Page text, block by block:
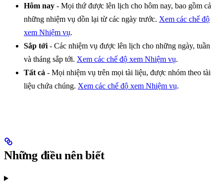
Hôm nay - Mọi thứ được lên lịch cho hôm nay, bao gồm cả
những nhiệm vụ dồn lại từ các ngày trước. Xem các chế độ
xem Nhiệm vụ.
Sắp tới - Các nhiệm vụ được lên lịch cho những ngày, tuần
và tháng sắp tới. Xem các chế độ xem Nhiệm vụ.
Tất cả - Mọi nhiệm vụ trên mọi tài liệu, được nhóm theo tài
liệu chứa chúng. Xem các chế độ xem Nhiệm vụ.
Những điều nên biết